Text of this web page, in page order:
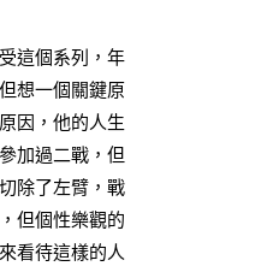
這個系列，年
想一個關鍵原
因，他的人生
加過二戰，但
除了左臂，戰
但個性樂觀的
看待這樣的人